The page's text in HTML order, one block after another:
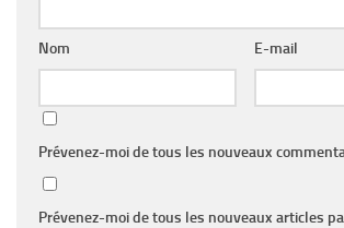
Nom E-mail
Prévenez-moi de tous les nouveaux
Prévenez-moi de tous les nouveaux articles